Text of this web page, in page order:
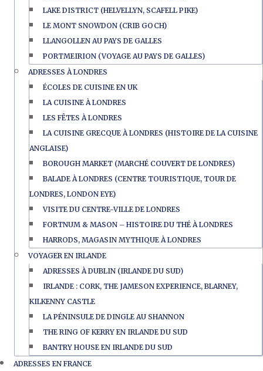
LAKE DISTRICT (HELVELLYN, SCAFELL PIKE)
LE MONT SNOWDON (CRIB GOCH)
LLANGOLLEN AU PAYS DE GALLES
PORTMEIRION (VOYAGE AU PAYS DE GALLES)
ADRESSES À LONDRES
ÉCOLES DE CUISINE EN UK
LA CUISINE À LONDRES
LES FÊTES À LONDRES
LA CUISINE GRECQUE À LONDRES (HISTOIRE DE LA CUISINE
ANGLAISE)
BOROUGH MARKET (MARCHÉ COUVERT DE LONDRES)
BALADE À LONDRES (CENTRE TOURISTIQUE, TOUR DE
LONDRES, LONDON EYE)
VISITE DU CENTRE-VILLE DE LONDRES
FORTNUM & MASON – HISTOIRE DU THÉ À LONDRES
HARRODS, MAGASIN MYTHIQUE À LONDRES
VOYAGER EN IRLANDE
ADRESSES À DUBLIN (IRLANDE DU SUD)
IRLANDE : CORK, THE JAMESON EXPERIENCE, BLARNEY,
KILKENNY CASTLE
LA PÉNINSULE DE DINGLE AU SHANNON
THE RING OF KERRY EN IRLANDE DU SUD
BANTRY HOUSE EN IRLANDE DU SUD
ADRESSES EN FRANCE